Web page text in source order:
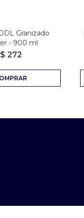
Granizado
- 900 ml
$ 272